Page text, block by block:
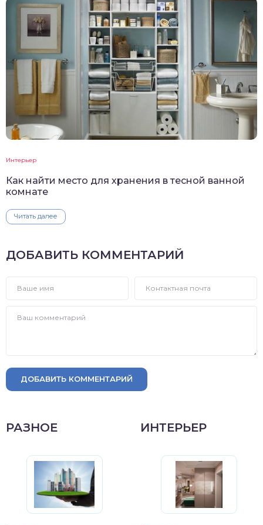
Интерьер
Как найти место для хранения в тесной ванной
комнате
Читать далее
ДОБАВИТЬ КОММЕНТАРИЙ
ДОБАВИТЬ КОММЕНТАРИЙ
РАЗНОЕ ИНТЕРЬЕР